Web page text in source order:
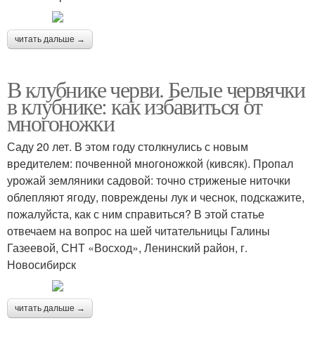
читать дальше →
В клубнике черви. Белые червячки
в клубнике: как избавиться от
многоножки
Саду 20 лет. В этом году столкнулись с новым
вредителем: почвенной многоножкой (кивсяк). Пропал
урожай земляники садовой: точно стриженые ниточки
облепляют ягоду, повреждены лук и чеснок, подскажите,
пожалуйста, как с ним справиться? В этой статье
отвечаем на вопрос на шей читательницы Галины
Газеевой, СНТ «Восход», Ленинский район, г.
Новосибирск
читать дальше →